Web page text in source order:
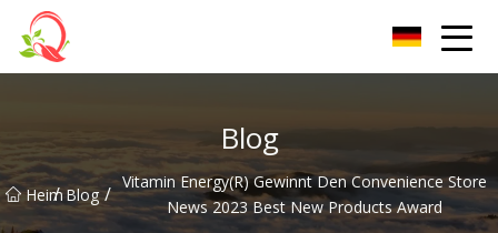
Blog
Heim
/ Blog / Vitamin Energy(R) Gewinnt Den Convenience Store
News 2023 Best New Products Award